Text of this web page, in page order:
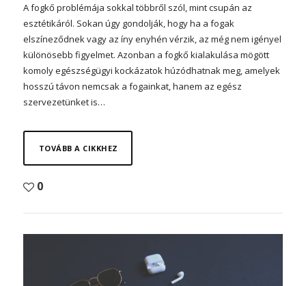
A fogkő problémája sokkal többről szól, mint csupán az
esztétikáról. Sokan úgy gondolják, hogy ha a fogak
elszíneződnek vagy az íny enyhén vérzik, az még nem igényel
különösebb figyelmet. Azonban a fogkő kialakulása mögött
komoly egészségügyi kockázatok húzódhatnak meg, amelyek
hosszú távon nemcsak a fogainkat, hanem az egész
szervezetünket is…
TOVÁBB A CIKKHEZ
0